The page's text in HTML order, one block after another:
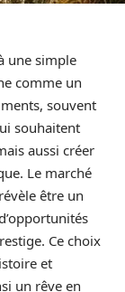
une simple
comme un
souvent
souhaitent
aussi créer
Le marché
être un
Ce choix
et
un rêve en